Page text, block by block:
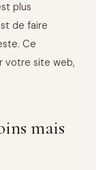
plus
de faire
Ce
votre site web,
mais